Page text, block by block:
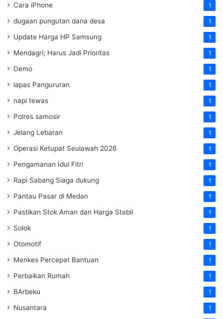
Cara iPhone 1
dugaan pungutan dana desa 1
Update Harga HP Samsung 1
Mendagri; Harus Jadi Prioritas 1
Demo 1
lapas Pangururan 1
napi tewas 1
Polres samosir 1
Jelang Lebaran 1
Operasi Ketupat Seulawah 2026 1
Pengamanan Idul Fitri 1
Rapi Sabang Siaga dukung 1
Pantau Pasar di Medan 1
Pastikan Stok Aman dan Harga Stabil 1
Solok 1
Otomotif 1
Menkes Percepat Bantuan 1
Perbaikan Rumah 1
BArbeku 1
Nusantara 1